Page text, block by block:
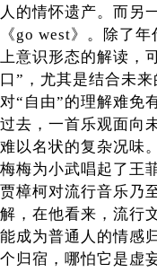
人的情怀遗产。而另
《go west》。除了
上意识形态的解读，
口”，尤其是结合未
对“自由”的理解难免
过去，一首乐观面向
难以名状的复杂况味。
梅梅为小武唱起了王
贾樟柯对流行音乐乃
解，在他看来，流行
能成为普通人的情感
个归宿，哪怕它是虚